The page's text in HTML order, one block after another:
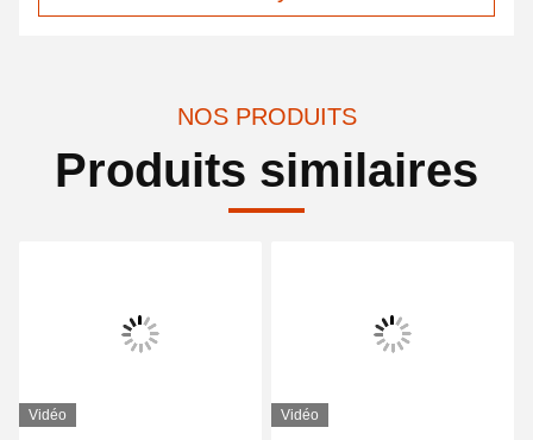
NOS PRODUITS
Produits similaires
Vidéo Vidéo